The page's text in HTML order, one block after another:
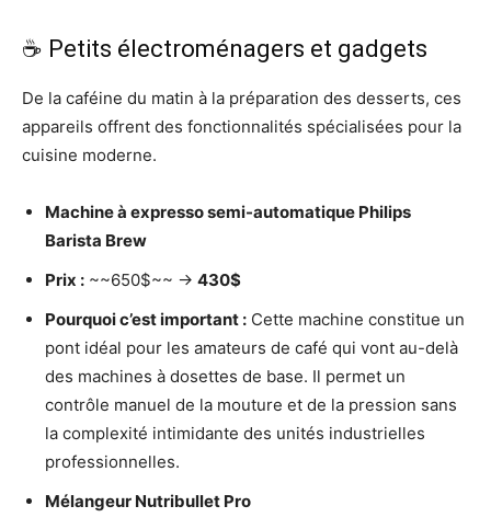
☕ Petits électroménagers et gadgets
De la caféine du matin à la préparation des desserts, ces
appareils offrent des fonctionnalités spécialisées pour la
cuisine moderne.
Machine à expresso semi-automatique Philips
Barista Brew
Prix : ~~650$~~ → 430$
Pourquoi c’est important : Cette machine constitue un
pont idéal pour les amateurs de café qui vont au-delà
des machines à dosettes de base. Il permet un
contrôle manuel de la mouture et de la pression sans
la complexité intimidante des unités industrielles
professionnelles.
Mélangeur Nutribullet Pro